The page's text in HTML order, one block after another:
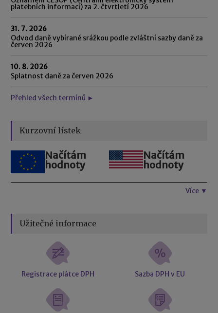
platebních informací) za 2. čtvrtletí 2026
31. 7. 2026
Odvod daně vybírané srážkou podle zvláštní sazby daně za
červen 2026
10. 8. 2026
Splatnost daně za červen 2026
Přehled všech termínů ►
Kurzovní lístek
Načítám
hodnoty
Načítám
hodnoty
Více ▼
Užitečné informace
Registrace plátce DPH Sazba DPH v EU